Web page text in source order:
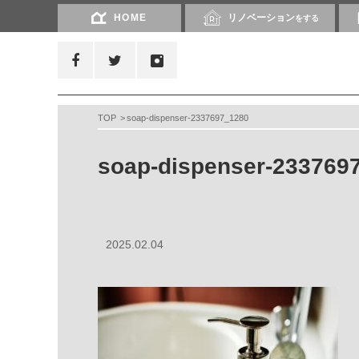
HOME リノベーションをする
TOP soap-dispenser-2337697_1280
soap-dispenser-
2025.02.04